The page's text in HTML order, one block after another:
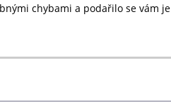
chybami a podařilo se vám je